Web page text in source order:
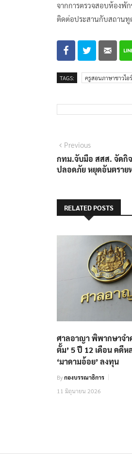
จากการตรวจสอบห้องพั
ติดต่อประสานกับสถานทู
TAGS: ครูสอนภาษาชาวไอ
แนะแนว
เรื่อง
PreviousPrevious
post:
กทม.จับมือ สสส. จัดกิ
ปลอดภัย หยุดอันตรายห
RELATED POSTS
ศาลอาญา พิพากษาจำ
ตั้ม’ 5 ปี 12 เดือน คดีห
‘มาดามอ้อย’ ลงทุน
Byกองบรรณาธิการ
11 มิถุนายน 2026